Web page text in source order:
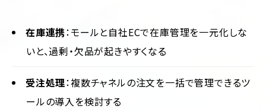
在庫連携：モールと自社ECで在庫管理を一元化しな
いと、過剰・欠品が起きやすくなる
受注処理：複数チャネルの注文を一括で管理できるツ
ールの導入を検討する